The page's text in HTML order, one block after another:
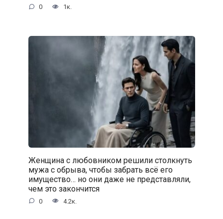
0 1к.
Женщина с любовником решили столкнуть
мужа с обрыва, чтобы забрать всё его
имущество… но они даже не представляли,
чем это закончится
0 4.2к.